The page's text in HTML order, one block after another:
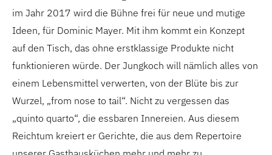
im Jahr 2017 wird die Bühne frei für neue und mutige
Ideen, für Dominic Mayer. Mit ihm kommt ein Konzept
auf den Tisch, das ohne erstklassige Produkte nicht
funktionieren würde. Der Jungkoch will nämlich alles von
einem Lebensmittel verwerten, von der Blüte bis zur
Wurzel, „from nose to tail“. Nicht zu vergessen das
„quinto quarto“, die essbaren Innereien. Aus diesem
Reichtum kreiert er Gerichte, die aus dem Repertoire